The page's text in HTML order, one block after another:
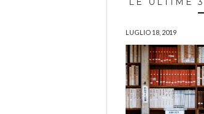
LUGLIO 18, 2019